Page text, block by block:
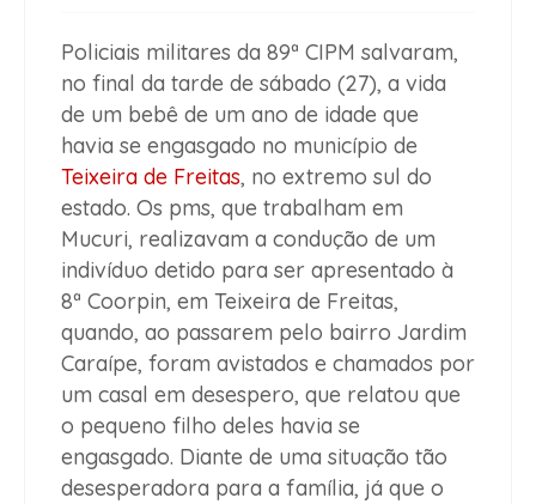
Policiais militares da 89ª CIPM salvaram,
no final da tarde de sábado (27), a vida
de um bebê de um ano de idade que
havia se engasgado no município de
Teixeira de Freitas, no extremo sul do
estado. Os pms, que trabalham em
Mucuri, realizavam a condução de um
indivíduo detido para ser apresentado à
8ª Coorpin, em Teixeira de Freitas,
quando, ao passarem pelo bairro Jardim
Caraípe, foram avistados e chamados por
um casal em desespero, que relatou que
o pequeno filho deles havia se
engasgado. Diante de uma situação tão
desesperadora para a família, já que o